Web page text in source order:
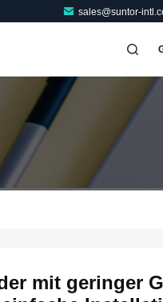
sales@suntor-
mit geringer